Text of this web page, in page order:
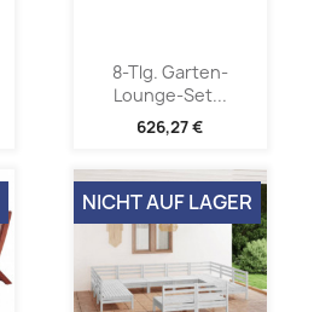
8-Tlg. Garten-
Lounge-Set...
626,27 €
NICHT AUF LAGER